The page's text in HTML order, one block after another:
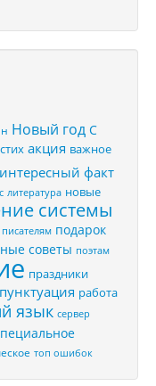
Новый год С
акция важное
интересный факт
литература новые
системы
писателям подарок
советы поэтам
праздники
пунктуация работа
язык сервер
топ ошибок